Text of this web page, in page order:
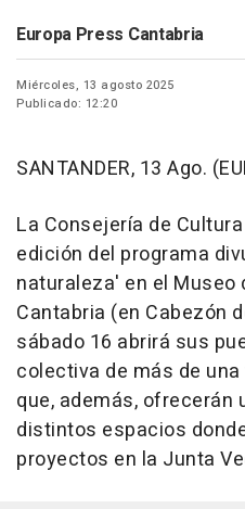
Europa Press Cantabria
Miércoles, 13 agosto 2025
Publicado: 12:20
SANTANDER, 13 Ago.
La Consejería de
edición del programa
naturaleza' en el Museo
Cantabria (en Cabezón
sábado 16 abrirá sus
colectiva de más de
que, además, ofrecerán
distintos espacios
proyectos en la Junta